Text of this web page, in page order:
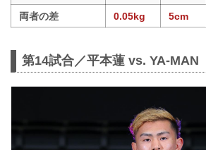
両者の差
0.05kg 5cm
第14試合／平本蓮 vs. YA-MAN